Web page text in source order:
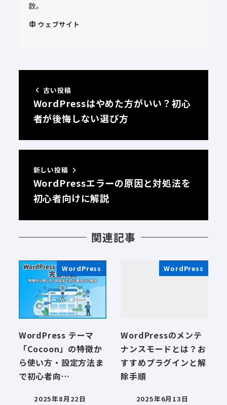
数。
ウェブサイト
古い投稿
WordPressはやめた方がいい？初心
者が後悔しない選び方
新しい投稿
WordPressエラーの原因と対処法を
初心者向けに解説
関連記事
WordPress
WordPress テーマ
「Cocoon」の特徴か
ら使い方・設定方法ま
で初心者向…
投稿日
2025年8月22日
WordPress
WordPressのメンテ
ナンスモードとは？お
すすめプラグインと解
除手順
投稿日
2025年6月13日